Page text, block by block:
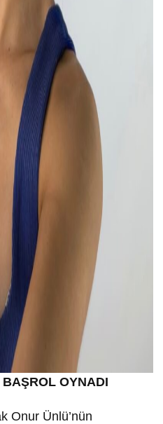
BAŞROL OYNADI
Onur Ünlü’nün